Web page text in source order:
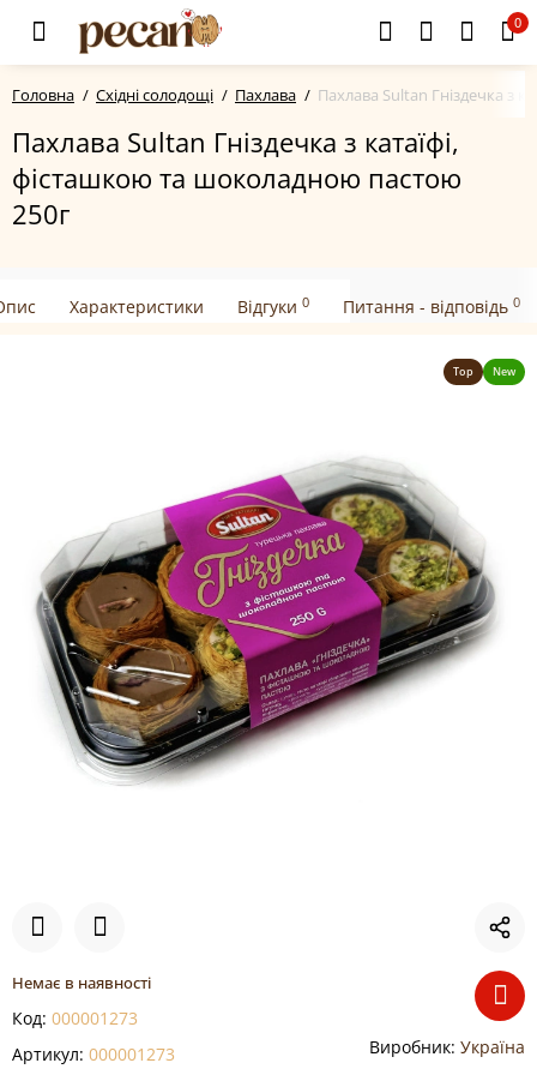
0
Головна Східні солодощі Пахлава Пахлава Sultan Гніздечка з
Пахлава Sultan Гніздечка з катаїфі,
фісташкою та шоколадною пастою
250г
Характеристики Відгуки 0 Питання - відповідь 0
Top New
Немає в наявності
Код: 000001273
Артикул: 000001273 Виробник: Україна